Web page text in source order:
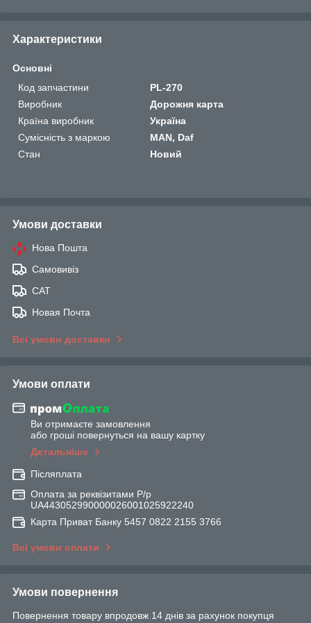
Характеристики
Основні
Код запчастини
PL-270
Виробник
Дорожня карта
Країна виробник
Україна
Сумісність з маркою
MAN, Daf
Стан
Новий
Умови доставки
Нова Пошта
Самовивіз
САТ
Новая Почта
Всі умови доставки
Умови оплати
Ви отримаєте замовлення
або гроші повернуться на вашу картку
Детальніше
Післяплата
Оплата за реквізитами Р/р
UA443052990000026001025922240
Карта Приват Банку 5457 0822 2155 3766
Всі умови оплати
Умови повернення
Повернення товару впродовж 14 днів за рахунок покупця